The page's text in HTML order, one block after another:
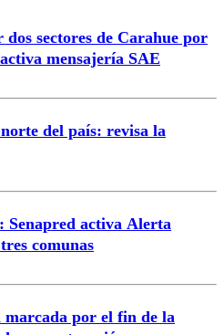
dos sectores de Carahue por
mensajería SAE
del país: revisa la
activa Alerta
comunas
marcada por el fin de la